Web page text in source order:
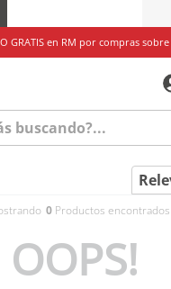
GRATIS en RM por compras
0
OOPS!